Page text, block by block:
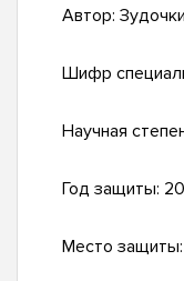
Автор:
Шифр
Научная
Год защиты:
Место защиты: